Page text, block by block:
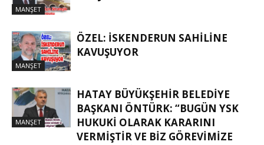
MANŞET
MANŞET
ÖZEL: İSKENDERUN SAHİLİNE
KAVUŞUYOR
MANŞET
HATAY BÜYÜKŞEHIR BELEDIYE
BAŞKANI ÖNTÜRK: “BUGÜN YSK
HUKUKI OLARAK KARARINI
VERMIŞTIR VE BIZ GÖREVIMIZE